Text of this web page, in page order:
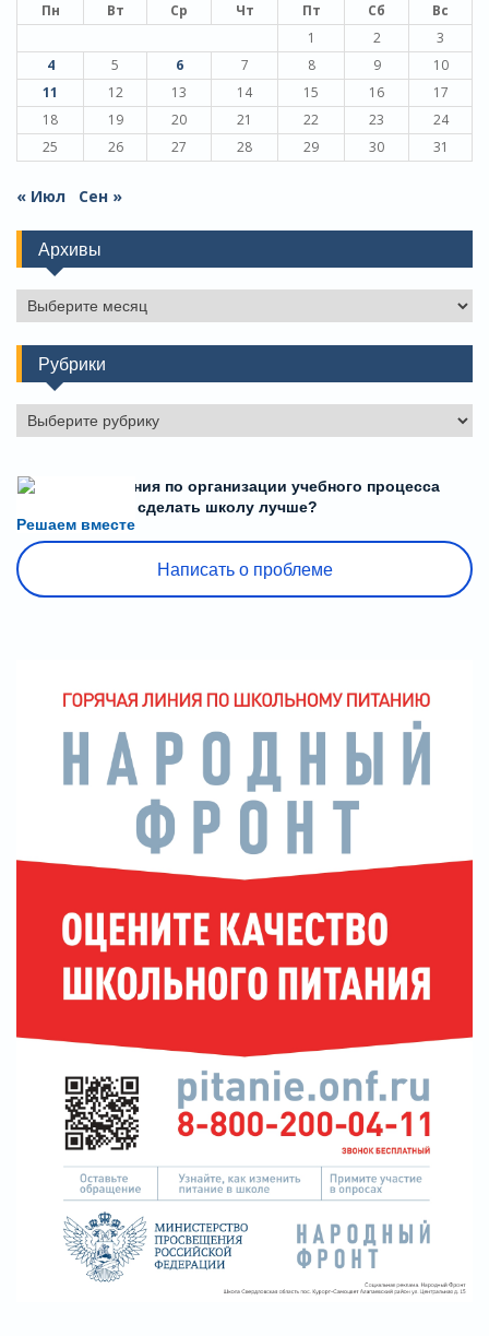
Пн Вт Ср Чт Пт Сб
Вс
1
2
3
4
5 6 7 8 9
10
11
12 13 14 15 16
17
18
19 20 21 22 23
24
25
26 27 28 29 30 31
« Июл Сен »
Архивы
Архивы
Рубрики
Рубрики
Решаем вместе
Есть предложения по организации учебного процесса
или знаете, как сделать школу лучше?
Написать о проблеме